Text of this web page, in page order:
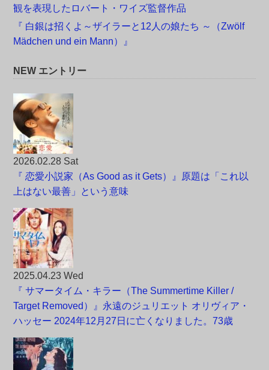
観を表現したロバート・ワイズ監督作品
『 白銀は招くよ～ザイラーと12人の娘たち ～（Zwölf
Mädchen und ein Mann）』
NEW エントリー
2026.02.28 Sat
『 恋愛小説家（As Good as it Gets）』原題は「これ以
上はない最善」という意味
2025.04.23 Wed
『 サマータイム・キラー（The Summertime Killer /
Target Removed）』永遠のジュリエット オリヴィア・
ハッセー 2024年12月27日に亡くなりました。73歳